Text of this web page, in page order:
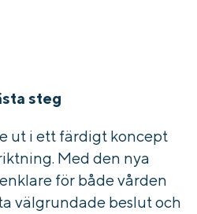
steg
ut i ett färdigt koncept
Med den nya
för både vården
välgrundade beslut och